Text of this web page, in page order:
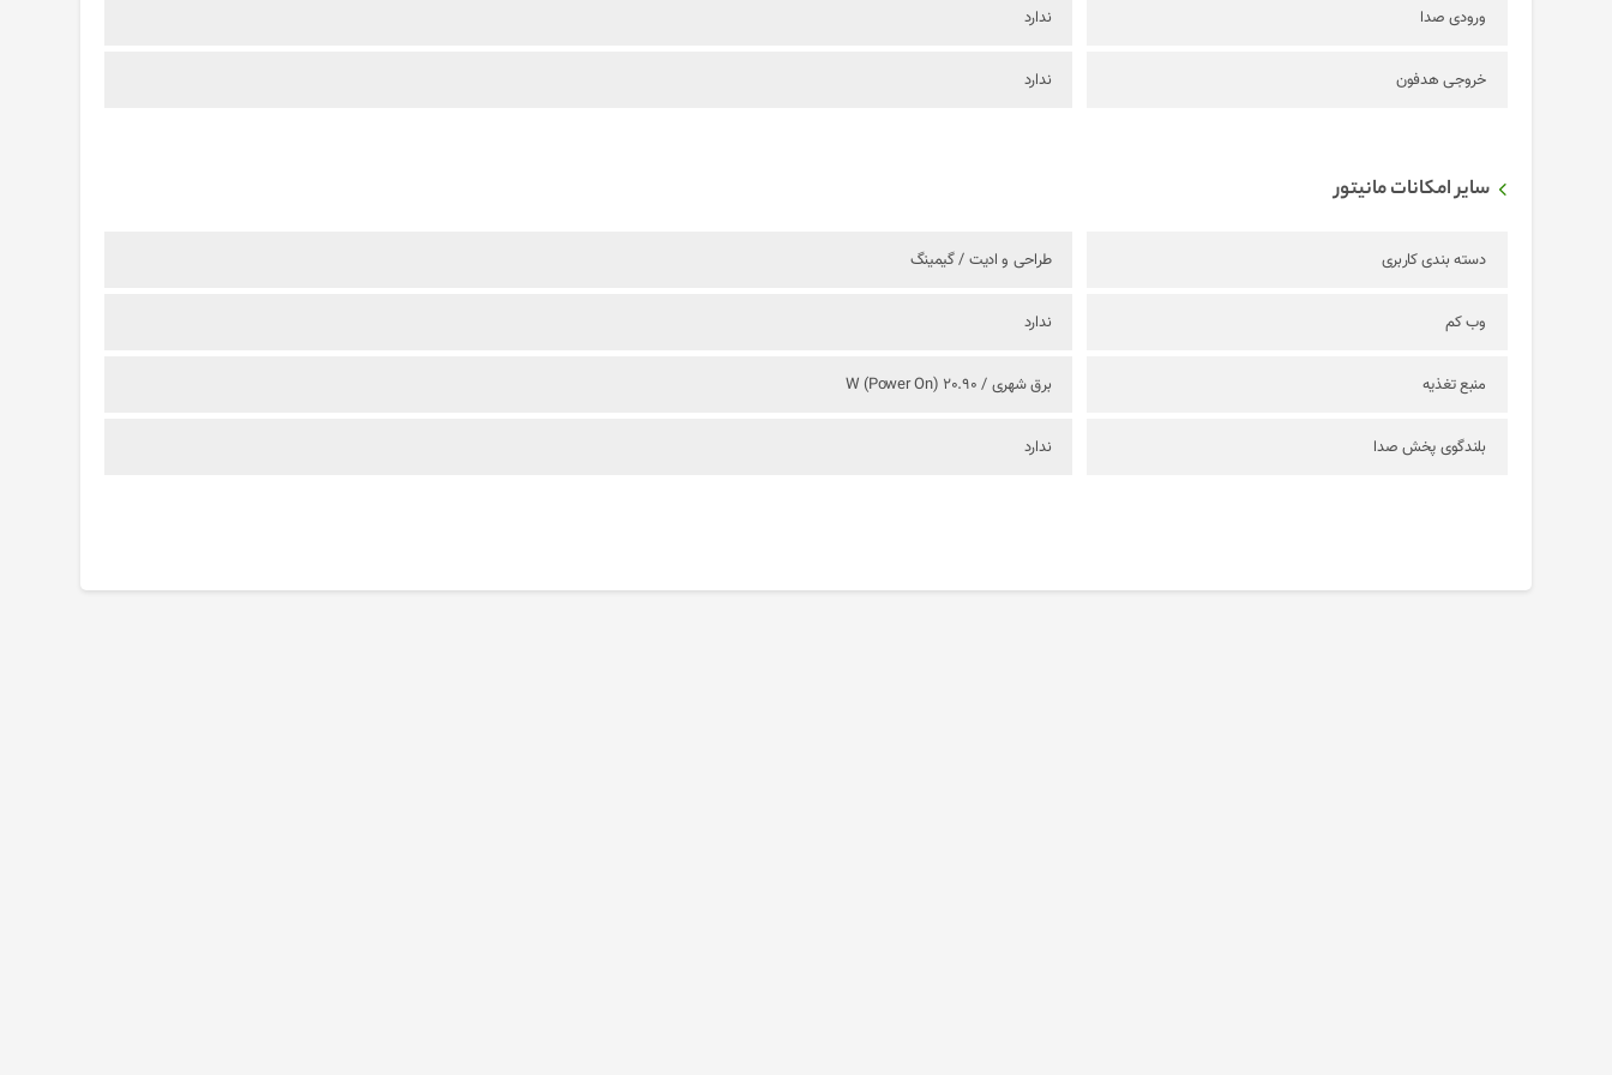
ورودی صدا ندارد
خروجی هدفون ندارد
سایر امکانات مانیتور
دسته بندی کاربری طراحی و ادیت / گیمینگ
وب کم ندارد
منبع تغذیه برق شهری / 20.90 W (Power On)
بلندگوی پخش صدا ندارد